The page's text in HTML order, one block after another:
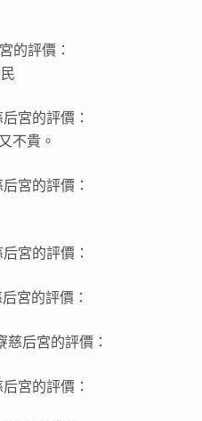
的評價：
宮的評價：
不貴。
宮的評價：
宮的評價：
宮的評價：
后宮的評價：
宮的評價：